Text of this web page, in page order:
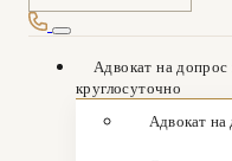
Адвокат на
круглосуточно
Адвокат на